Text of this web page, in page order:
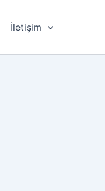
İletişim